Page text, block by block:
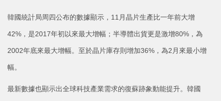
韓國統計局周四公布的數據顯示，11月晶片生產比一年前大增
42%，是2017年初以來最大增幅；半導體出貨更是激增80%，為
2002年底來最大增幅。至於晶片庫存則增加36%，為2月來最小增
幅。
最新數據也顯示出全球科技產業需求的復蘇跡象動能提升。韓國